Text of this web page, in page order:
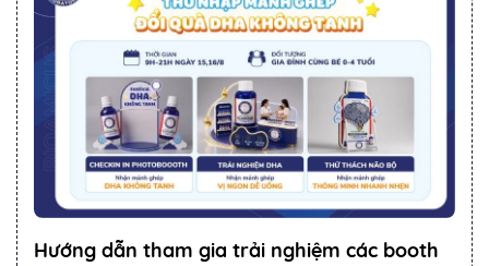
Hướng dẫn tham gia trải nghiệm các booth